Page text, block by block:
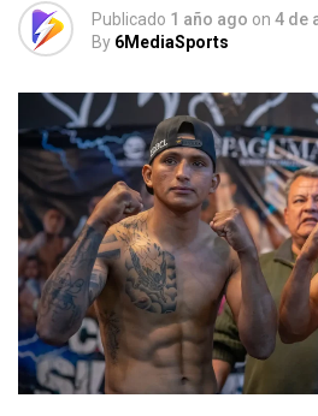
Publicado 1 año ago on 4 de
By 6MediaSports